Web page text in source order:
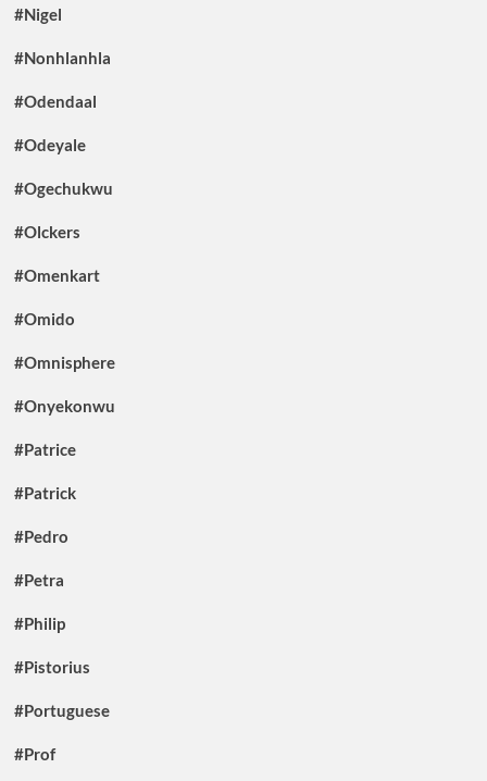
#Nigel
#Nonhlanhla
#Odendaal
#Odeyale
#Ogechukwu
#Olckers
#Omenkart
#Omido
#Omnisphere
#Onyekonwu
#Patrice
#Patrick
#Pedro
#Petra
#Philip
#Pistorius
#Portuguese
#Prof